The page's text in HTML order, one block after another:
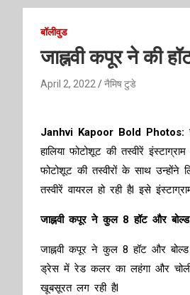
बॉलीवुड
जाह्नवी कपूर ने की
April 2, 2022 नैमिष टुडे
Janhvi Kapoor Bold Photos:
हालिया फोटोशूट की तस्वीरें
फोटोशूट की तस्वीरों के साथ
तस्वीरें वायरल हो रही हैl इसे
जाह्नवी कपूर ने कुल 8 हॉट और
जाह्नवी कपूर ने कुल 8 हॉट और
ड्रेस में रेड कलर का लहंगा और चोली
खूबसूरत लग रही हैl